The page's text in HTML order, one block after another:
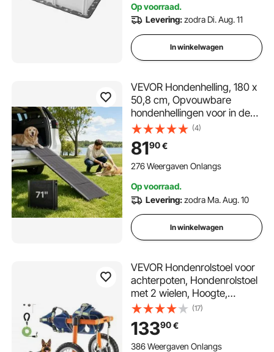
Op voorraad.
Levering:zodra Di. Aug. 11
In winkelwagen
VEVOR Hondenhelling, 180 x
50,8 cm, Opvouwbare
hondenhellingen voor in de
auto voor middelgrote en
grote honden tot 113 kg,
Hondentrap met antislip
Oxford-stofoppervlak,
SUV's en vrachtwagens
(4)
8190€
276 Weergaven Onlangs
Op voorraad.
Levering:zodra Ma. Aug. 10
In winkelwagen
VEVOR Hondenrolstoel voor
achterpoten, Hondenrolstoel
met 2 wielen, Hoogte,
breedte en lengte
verstelbaar, Hondenkar met
schokabsorberende wielen,
voor geblesseerde,
(17)
13390€
386 Weergaven Onlangs